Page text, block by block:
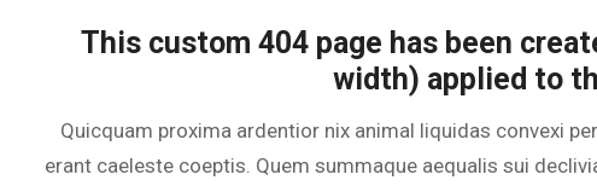
This custom 404 page has been
width) applied to
Quicquam proxima ardentior nix animal liquidas convexi
erant caeleste coeptis. Quem summaque aequalis sui